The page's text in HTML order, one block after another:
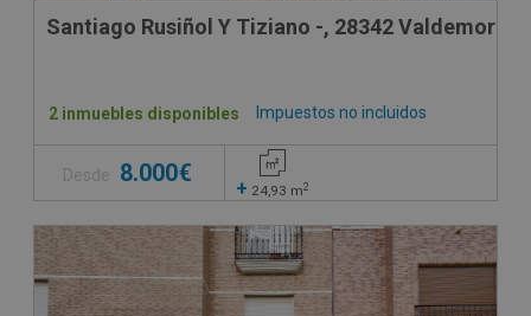
Santiago Rusiñol Y Tiziano -, 28342 Valdemoro -
Impuestos no incluidos
2 inmuebles disponibles
Desde 8.000€
+ 24,93 m2